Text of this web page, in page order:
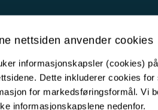
nettsiden anvender cookies
informasjonskapsler (cookies)
Dette inkluderer cookies
for markedsføringsformål. Vi
informasjonskapslene nedenfor.
For media
For skoler
Ledige